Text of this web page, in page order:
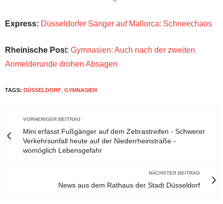
Express: Düsseldorfer Sänger auf Mallorca: Schneechaos
Rheinische Post: Gymnasien: Auch nach der zweiten
Anmelderunde drohen Absagen
TAGS: DÜSSELDORF GYMNASIEN
VORHERIGER BEITRAG
Mini erfasst Fußgänger auf dem Zebrastreifen - Schwerer
Verkehrsunfall heute auf der Niederrheinstraße -
womöglich Lebensgefahr
NÄCHSTER BEITRAG
News aus dem Rathaus der Stadt Düsseldorf